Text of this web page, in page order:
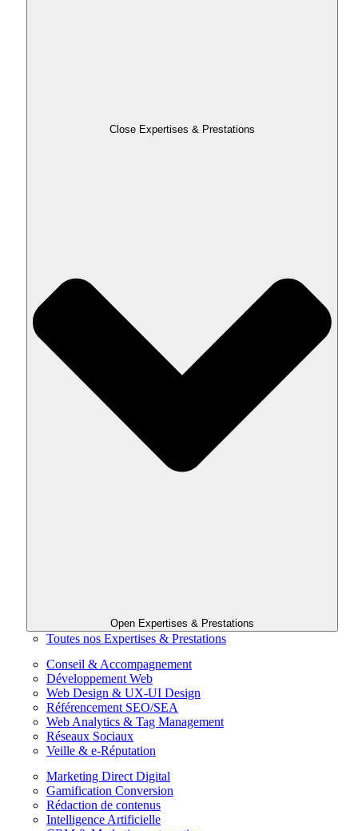
Close Expertises & Prestations
Open Expertises & Prestations
Toutes nos Expertises & Prestations
Conseil & Accompagnement
Développement Web
Web Design & UX-UI Design
Référencement SEO/SEA
Web Analytics & Tag Management
Réseaux Sociaux
Veille & e-Réputation
Marketing Direct Digital
Gamification Conversion
Rédaction de contenus
Intelligence Artificielle